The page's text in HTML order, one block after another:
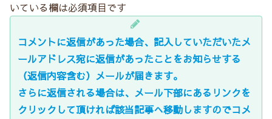
いている欄は必須項目です
コメントに返信があった場合、記入していただいたメ
ールアドレス宛に返信があったことをお知らせする
（返信内容含む）メールが届きます。
さらに返信される場合は、メール下部にあるリンクを
クリックして頂ければ該当記事へ移動しますのでコメ